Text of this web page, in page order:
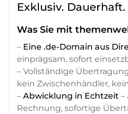
Exklusiv. Dauerhaft.
Was Sie mit
– Eine .de-Domain aus
einprägsam, sofort
– Vollständige
kein Zwischenhändler,
– Abwicklung in Echtzeit –
Rechnung, sofortige